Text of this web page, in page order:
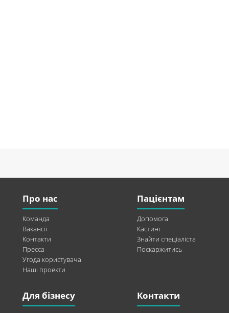
Про нас
Команда
Вакансії
Контакти
Пресса
Угода користувача
Наші проекти
Пацієнтам
Допомога
Кастинг
Знайти спеціаліста
Поскаржитись
Для бізнесу Контакти